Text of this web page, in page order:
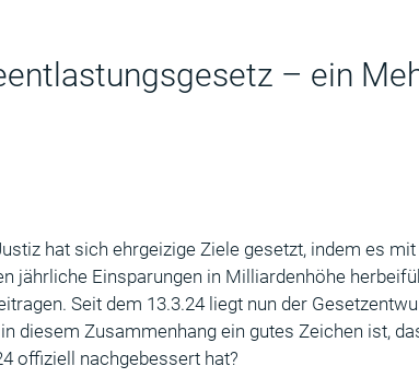
– ein
hat sich ehrgeizige Ziele gesetzt, indem es mit
jährliche Einsparungen in Milliardenhöhe
Seit dem 13.3.24 liegt nun der
diesem Zusammenhang ein gutes Zeichen ist,
offiziell nachgebessert hat?